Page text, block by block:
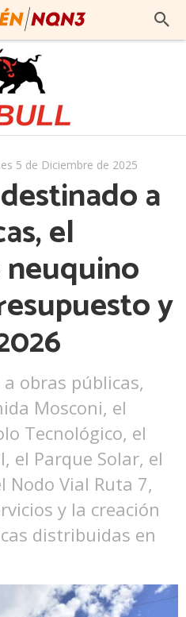
5 de Diciembre de 2025
a
el
y
obras públicas,
Mosconi, el
Tecnológico, el
el Parque Solar, el
Nodo Vial Ruta 7,
y la creación
distribuidas en